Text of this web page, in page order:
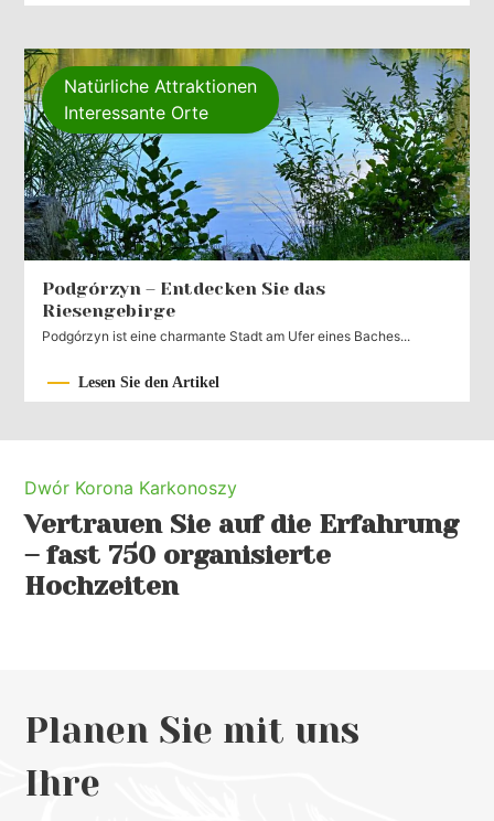
Podgórzyn – Entdecken Sie das
Riesengebirge
Podgórzyn ist eine charmante Stadt am Ufer eines Baches...
Lesen Sie den Artikel
Natürliche Attraktionen
Interessante Orte
Dwór Korona Karkonoszy
Vertrauen Sie auf die Erfahrung
– fast 750 organisierte
Hochzeiten
Planen Sie mit uns
Ihre